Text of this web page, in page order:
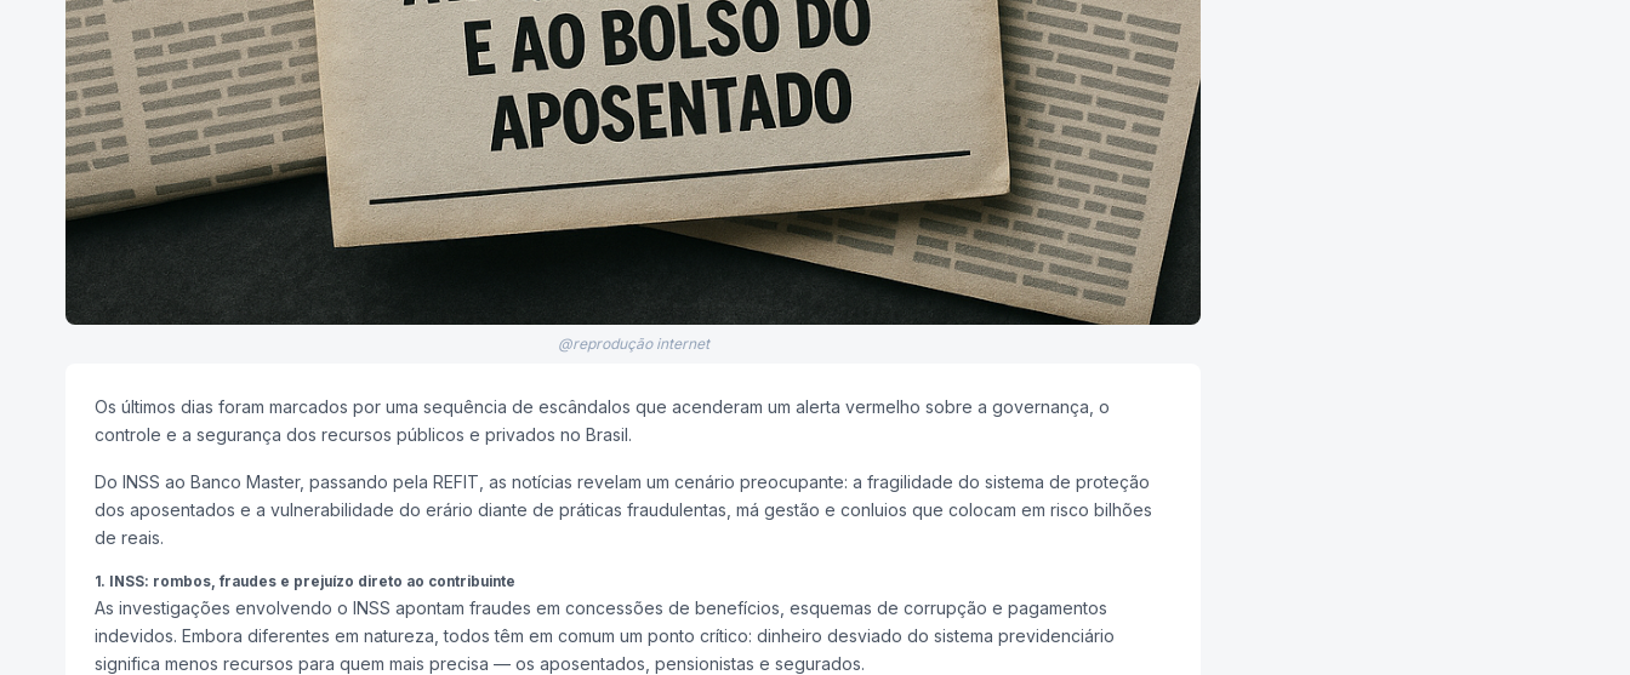
@reprodução internet
Os últimos dias foram marcados por uma sequência de escândalos que acenderam um alerta vermelho sobre a governança, o
controle e a segurança dos recursos públicos e privados no Brasil.
Do INSS ao Banco Master, passando pela REFIT, as notícias revelam um cenário preocupante: a fragilidade do sistema de proteção
dos aposentados e a vulnerabilidade do erário diante de práticas fraudulentas, má gestão e conluios que colocam em risco bilhões
de reais.
1. INSS: rombos, fraudes e prejuízo direto ao contribuinte
As investigações envolvendo o INSS apontam fraudes em concessões de benefícios, esquemas de corrupção e pagamentos
indevidos. Embora diferentes em natureza, todos têm em comum um ponto crítico: dinheiro desviado do sistema previdenciário
significa menos recursos para quem mais precisa — os aposentados, pensionistas e segurados.